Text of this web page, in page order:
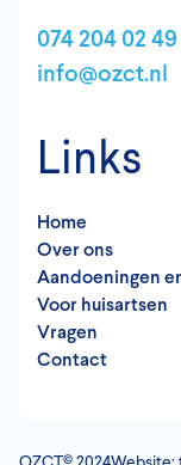
074 204 02 49
info@ozct.nl
Links
Home
Over ons
Aandoeningen
Voor huisartsen
Vragen
Contact